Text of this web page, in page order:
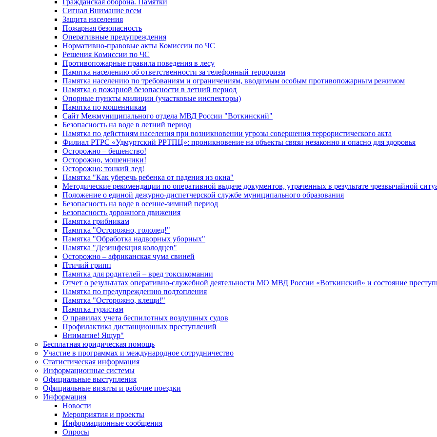
Гражданская оборона. Памятки
Сигнал Внимание всем
Защита населения
Пожарная безопасность
Оперативные предупреждения
Нормативно-правовые акты Комиссии по ЧС
Решения Комиссии по ЧС
Противопожарные правила поведения в лесу
Памятка населению об ответственности за телефонный терроризм
Памятка населению по требованиям и ограничениям, вводимым особым противопожарным режимом
Памятка о пожарной безопасности в летний период
Опорные пункты милиции (участковые инспекторы)
Памятка по мошенникам
Сайт Межмуниципального отдела МВД России "Воткинский"
Безопасность на воде в летний период
Памятка по действиям населения при возникновении угрозы совершения террористического акта
Филиал РТРС «Удмуртский РРТПЦ»: проникновение на объекты связи незаконно и опасно для здоровья
Осторожно – бешенство!
Осторожно, мошенники!
Осторожно: тонкий лед!
Памятка "Как уберечь ребенка от падения из окна"
Методические рекомендации по оперативной выдаче документов, утраченных в результате чрезвычайной
Положение о единой дежурно-диспетчерской службе муниципального образования
Безопасность на воде в осенне-зимний период
Безопасность дорожного движения
Памятка грибникам
Памятка "Осторожно, гололед!"
Памятка "Обработка надворных уборных"
Памятка "Дезинфекция колодцев"
Осторожно – африканская чума свиней
Птичий грипп
Памятка для родителей – вред токсикомании
Отчет о результатах оперативно-служебной деятельности МО МВД России «Воткинский» и состояние
Памятка по предупреждению подтопления
Памятка "Осторожно, клещи!"
Памятка туристам
О правилах учета беспилотных воздушных судов
Профилактика дистанционных преступлений
Внимание! Ящур"
Бесплатная юридическая помощь
Участие в программах и международное сотрудничество
Статистическая информация
Информационные системы
Официальные выступления
Официальные визиты и рабочие поездки
Информация
Новости
Мероприятия и проекты
Информационные сообщения
Опросы